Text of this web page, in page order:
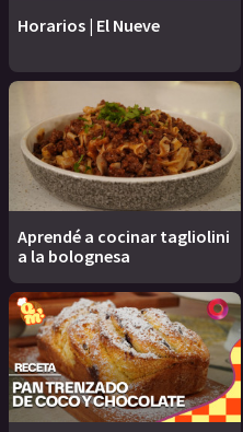
Horarios | El Nueve
Aprendé a cocinar tagliolini
a la bolognesa